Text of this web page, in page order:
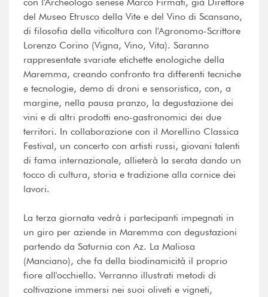
del Museo Etrusco della Vite e del Vino di Scansano,
di filosofia della viticoltura con l'Agronomo-Scrittore
Lorenzo Corino (Vigna, Vino, Vita). Saranno
rappresentate svariate etichette enologiche della
Maremma, creando confronto tra differenti tecniche
e tecnologie, demo di droni e sensoristica, con, a
margine, nella pausa pranzo, la degustazione dei
vini e di altri prodotti eno-gastronomici dei due
territori. In collaborazione con il Morellino Classica
Festival, un concerto con artisti russi, giovani talenti
di fama internazionale, allieterà la serata dando un
tocco di cultura, storia e tradizione alla cornice dei
lavori.
La terza giornata vedrà i partecipanti impegnati in
un giro per aziende in Maremma con degustazioni
partendo da Saturnia con Az. La Maliosa
(Manciano), che fa della biodinamicità il proprio
fiore all'occhiello. Verranno illustrati metodi di
coltivazione immersi nei suoi oliveti e vigneti,